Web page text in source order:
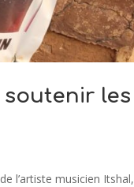
les
l’artiste musicien Itshal,